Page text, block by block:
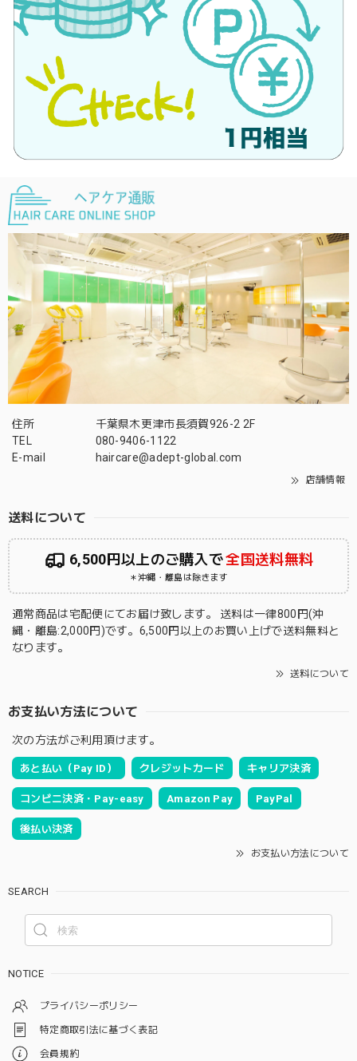
住所
千葉県木更津市長須賀926-2 2F
TEL
080-9406-1122
E-mail
haircare@adept-global.com
店舗情報
送料について
6,500円以上のご購入で全国送料無料
＊沖縄・離島は除きます
通常商品は宅配便にてお届け致します。 送料は一律800円(沖
縄・離島:2,000円)です。6,500円以上のお買い上げで送料無料と
なります。
送料について
お支払い方法について
次の方法がご利用頂けます。
あと払い（Pay ID） クレジットカード キャリア決済
コンビニ決済・Pay-easy Amazon Pay PayPal
後払い決済
お支払い方法について
SEARCH
NOTICE
プライバシーポリシー
特定商取引法に基づく表記
会員規約